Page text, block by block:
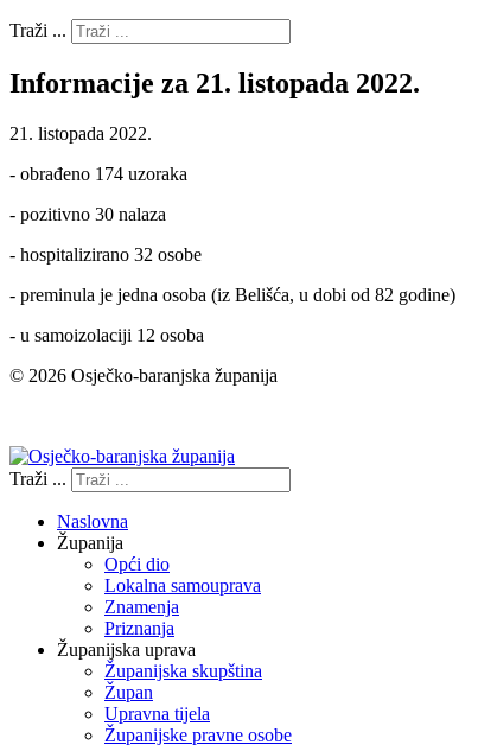
Traži ...
Informacije za 21. listopada 2022.
21. listopada 2022.
- obrađeno 174 uzoraka
- pozitivno 30 nalaza
- hospitalizirano 32 osobe
- preminula je jedna osoba (iz Belišća, u dobi od 82 godine)
- u samoizolaciji 12 osoba
© 2026 Osječko-baranjska županija
Traži ...
Naslovna
Županija
Opći dio
Lokalna samouprava
Znamenja
Priznanja
Županijska uprava
Županijska skupština
Župan
Upravna tijela
Županijske pravne osobe